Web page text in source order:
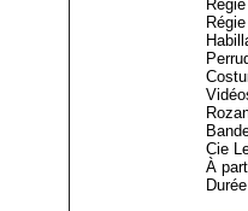
Cie
À